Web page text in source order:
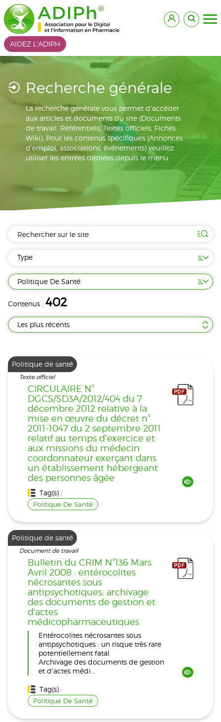
AIDEZ L'ADIPH
Recherche générale
La recherche générale vous permet d'accéder
aux articles et documents du site (Documents
de travail, Référentiels, Textes officiels, Fiches
Wiki). Pour les contenus spécifiques (Annonces
d'emploi, associations, événements) veuillez
utiliser les entrées dédiées depuis le menu.
Type
Politique De Santé
Contenus : 402
Les plus récents
Politique de santé
Texte officiel
CIRCULAIRE N°
DGCS/SD3A/2012/404 du 7
décembre 2012 relative à la
mise en œuvre du décret n°
2011-1047 du 2 septembre 2011
relatif au temps d’exercice et
aux missions du médecin
coordonnateur exerçant dans
un établissement hébergeant
des personnes âgée
Tag(s) :
Politique De Santé
Politique de santé
Document de travail
Bulletin du CRIM N°136 Mars
Avril 2008 : entérocolites
nécrosantes sous
antipsychotiques; archivage
des documents de gestion et
d'actes
médicopharmaceutiques
Entérocolites nécrosantes sous
antipsychotiques : un risque très rare
potentiellement fatal
Archivage des documents de gestion
et d'actes médi...
Tag(s) :
Politique De Santé